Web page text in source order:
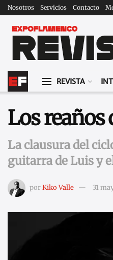
Nosotros Servicios Contacto
REVISTA
Los reaños
La clausura del
guitarra de Luis y
porKiko Valle 31